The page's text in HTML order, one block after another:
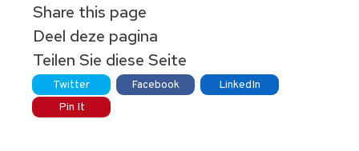
Share this page
Deel deze pagina
Teilen Sie diese Seite
Twitter Facebook
LinkedIn
Pin It